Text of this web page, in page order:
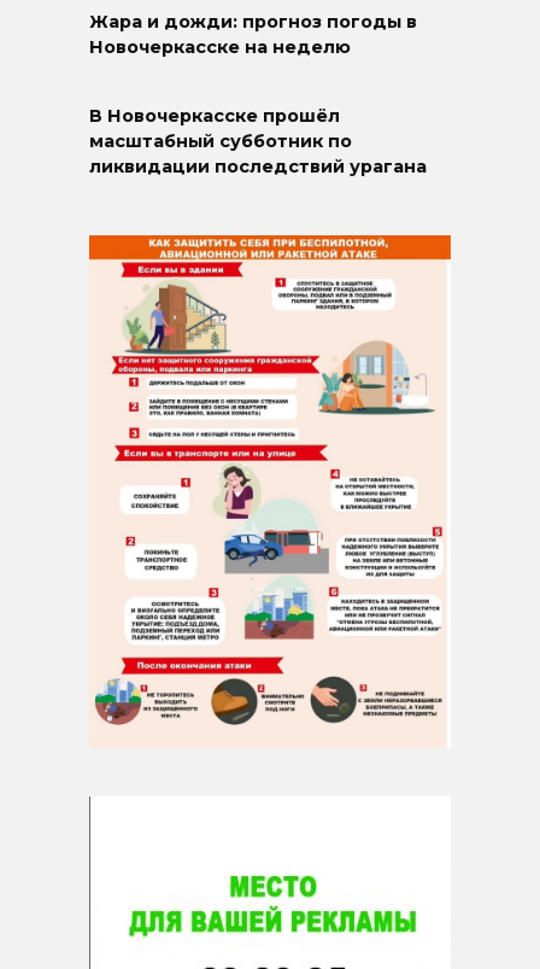
Жара и дожди: прогноз погоды в
Новочеркасске на неделю
В Новочеркасске прошёл
масштабный субботник по
ликвидации последствий урагана